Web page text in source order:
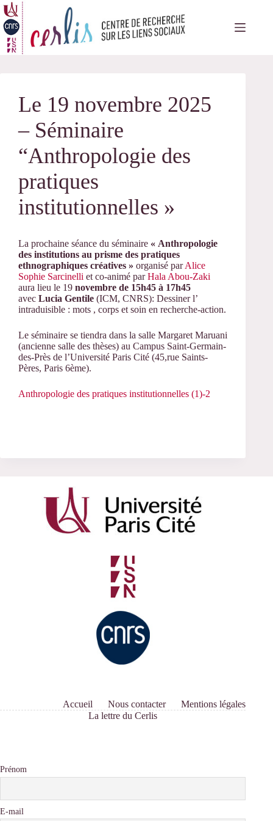
Passer
au
contenu
Le 19 novembre 2025
– Séminaire
“Anthropologie des
pratiques
institutionnelles »
La prochaine séance du séminaire « Anthropologie
des institutions au prisme des pratiques
ethnographiques créatives » organisé parAlice
Sophie Sarcinelli et co-animé parHala Abou-Zaki
aura lieu le 19 novembre de 15h45 à 17h45
avec Lucia Gentile (ICM, CNRS): Dessiner l’
intraduisible : mots , corps et soin en recherche-action.
Le séminaire se tiendra dans la salle Margaret Maruani
(ancienne salle des thèses) au Campus Saint-Germain-
des-Près de l’Université Paris Cité (45,rue Saints-
Pères, Paris 6ème).
Anthropologie des pratiques institutionnelles (1)-2
Accueil Nous contacter
Mentions légales
La lettre du Cerlis
Prénom
E-mail